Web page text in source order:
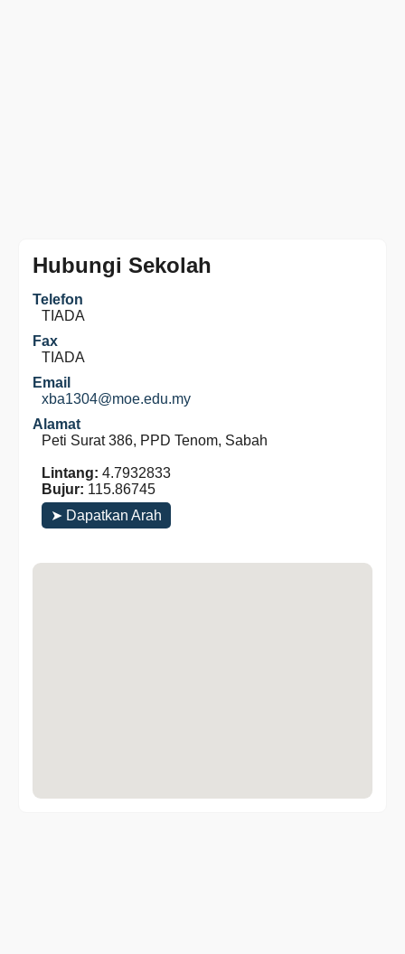
Hubungi Sekolah
Telefon
TIADA
Fax
TIADA
Email
xba1304@moe.edu.my
Alamat
Peti Surat 386, PPD Tenom, Sabah
Lintang: 4.7932833
Bujur: 115.86745
➤ Dapatkan Arah